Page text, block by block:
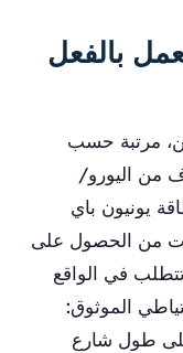
بالفعل
مرتبة حسب
من اليورو/
يونيون باي
من الحصول على
في الواقع
الموثوق:
طول شارع